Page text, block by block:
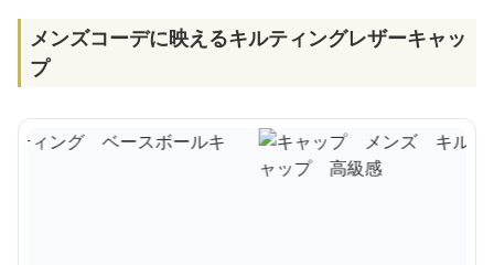
メンズコーデに映えるキルティングレザーキャッ
プ